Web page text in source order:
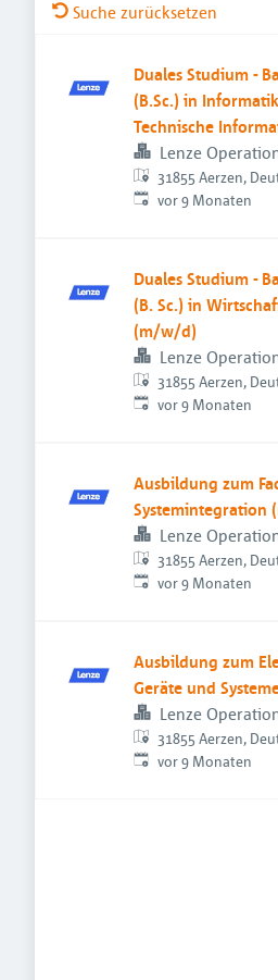
Suche zurücksetzen
Duales Studium -
(B.Sc.) in
Technische
Lenze
31855 Aerzen,
Veröffentlicht:
vor 9 Monaten
Duales Studium -
(B. Sc.) in
(m/w/d)
Lenze
31855 Aerzen,
Veröffentlicht:
vor 9 Monaten
Ausbildung zum
Systemintegration
Lenze
31855 Aerzen,
Veröffentlicht:
vor 9 Monaten
Ausbildung zum
Geräte und
Lenze
31855 Aerzen,
Veröffentlicht:
vor 9 Monaten